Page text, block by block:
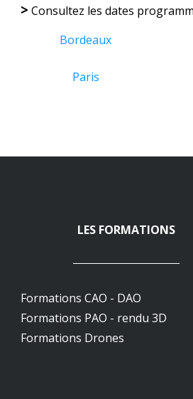
> Consultez les dates
Bordeaux
Paris
LES FORMATIONS
Formations CAO - DAO
Formations PAO - rendu 3D
Formations Drones